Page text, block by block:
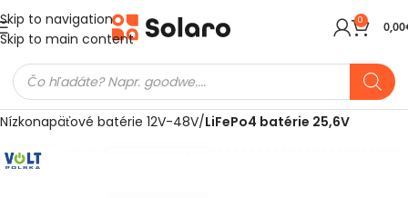
Skip to navigation
Skip to main content
0 0,00
Domov Meniče a batérie Batérie pre fotovoltiku
Nízkonapäťové batérie 12V-48V LiFePo4 batérie 25,6V